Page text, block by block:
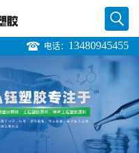
电话： 13480945455